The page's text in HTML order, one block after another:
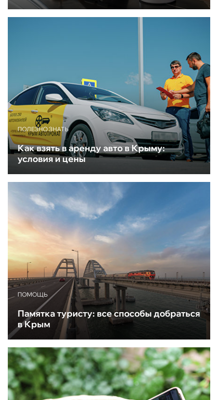
ПОЛЕЗНО ЗНАТЬ
Как взять в аренду авто в Крыму:
условия и цены
ПОМОЩЬ
Памятка туристу: все способы добраться
в Крым